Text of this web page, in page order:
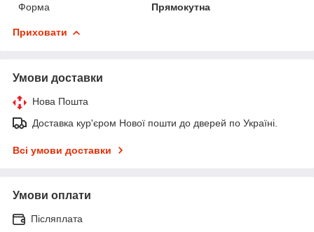
Форма
Прямокутна
Приховати
Умови доставки
Нова Пошта
Доставка кур'єром Нової пошти до дверей по Україні.
Всі умови доставки
Умови оплати
Післяплата